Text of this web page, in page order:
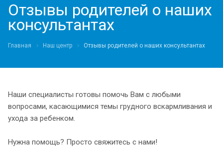
Отзывы родителей о наших
консультантах
Главная Наш центр Отзывы родителей о наших консультантах
Наши специалисты готовы помочь Вам с любыми
вопросами, касающимися темы грудного вскармливания и
ухода за ребенком.
Нужна помощь? Просто свяжитесь с нами!